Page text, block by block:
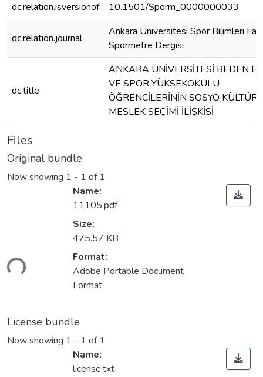
dc.relation.isversionof
10.1501/Sporm_0000000033
dc.relation.journal
Ankara Üniversitesi Spor Bilimleri
Spormetre Dergisi
dc.title
ANKARA ÜNİVERSİTESİ BEDEN
VE SPOR YÜKSEKOKULU
ÖĞRENCİLERİNİN SOSYO
MESLEK SEÇİMİ İLİŞKİSİ
Files
Original bundle
Now showing 1 - 1 of 1
Name:
11105.pdf
Size:
475.57 KB
Format:
Adobe Portable Document
Format
License bundle
Now showing 1 - 1 of 1
Name:
license.txt